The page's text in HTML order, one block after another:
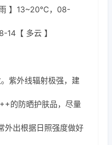
】13~20℃，08-
【 多云 】
紫外线辐射极强，建
的防晒护肤品，尽量
外出根据日照强度做好